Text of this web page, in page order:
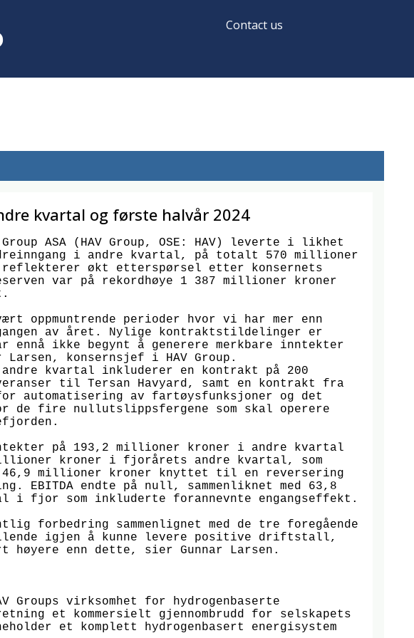
Contact us
kvartal og første halvår 2024
ASA (HAV Group, OSE: HAV) leverte i likhet
i andre kvartal, på totalt 570 millioner
reflekterer økt etterspørsel etter konsernets
var på rekordhøye 1 387 millioner kroner
oppmuntrende perioder hvor vi har mer enn
av året. Nylige kontraktstildelinger er
ikke begynt å generere merkbare inntekter
konsernsjef i HAV Group.
kvartal inkluderer en kontrakt på 200
til Tersan Havyard, samt en kontrakt fra
automatisering av fartøysfunksjoner og det
de fire nullutslippsfergene som skal operere
på 193,2 millioner kroner i andre kvartal
millioner kroner i fjorårets andre kvartal, som
46,9 millioner kroner knyttet til en reversering
EBITDA endte på null, sammenliknet med 63,8
i fjor som inkluderte forannevnte engangseffekt.
forbedring sammenlignet med de tre foregående
igjen å kunne levere positive driftstall,
høyere enn dette, sier Gunnar Larsen.
virksomhet for hydrogenbaserte
et kommersielt gjennombrudd for selskapets
et komplett hydrogenbasert energisystem